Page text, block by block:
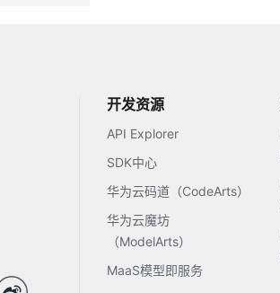
开发资源
API Explorer
SDK中心
华为云码道（CodeArts）
华为云魔坊
（ModelArts）
MaaS模型即服务